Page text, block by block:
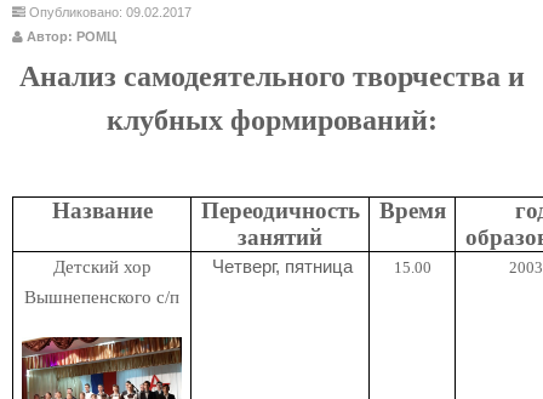
Опубликовано: 09.02.2017
Автор: РОМЦ
Анализ самодеятельного творчества и
клубных формирований:
Название
Переодичность
занятий
Время
Детский хор
Вышнепенского с/п
Четверг, пятница 15.00 2003